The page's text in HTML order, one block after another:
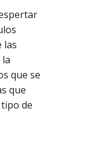
las
que se
que
de